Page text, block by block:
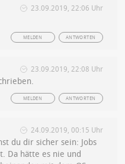
23.09.2019, 22:06 Uhr
ANTWORTEN
MELDEN
23.09.2019, 22:08 Uhr
ANTWORTEN
MELDEN
24.09.2019, 00:15 Uhr
du dir sicher sein: Jobs
Da hätte es nie und